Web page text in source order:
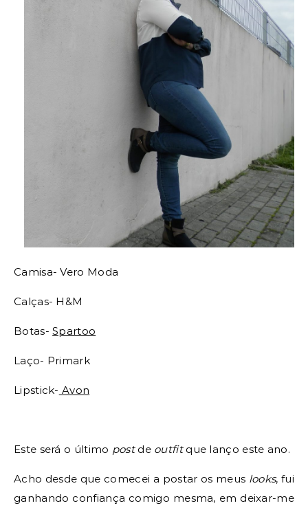
Camisa- Vero Moda
Calças- H&M
Botas-Spartoo
Laço- Primark
Lipstick- Avon
Este será o último postde outfitque lanço este ano.
Acho desde que comecei a postar os meus looks, fui
ganhando confiança comigo mesma, em deixar-me